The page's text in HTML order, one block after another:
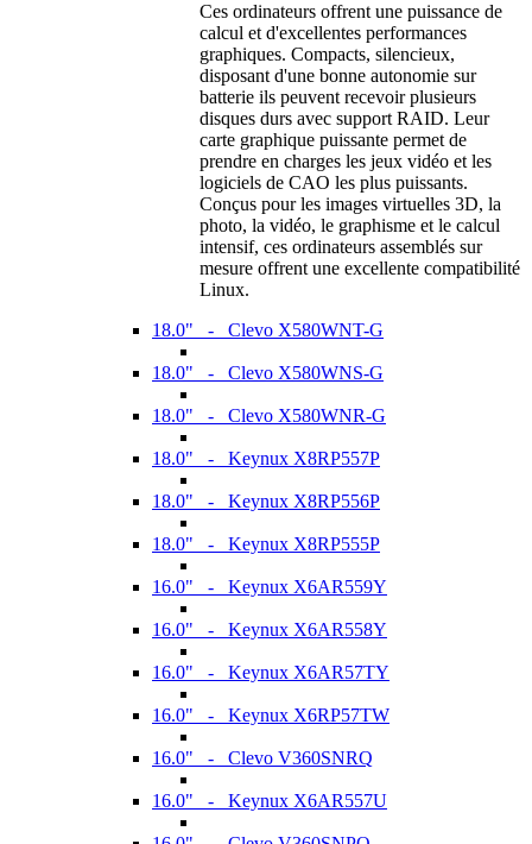
Ces ordinateurs offrent une puissance de
calcul et d'excellentes performances
graphiques. Compacts, silencieux,
disposant d'une bonne autonomie sur
batterie ils peuvent recevoir plusieurs
disques durs avec support RAID. Leur
carte graphique puissante permet de
prendre en charges les jeux vidéo et les
logiciels de CAO les plus puissants.
Conçus pour les images virtuelles 3D, la
photo, la vidéo, le graphisme et le calcul
intensif, ces ordinateurs assemblés sur
mesure offrent une excellente compatibilité
Linux.
18.0" - Clevo X580WNT-G
18.0" - Clevo X580WNS-G
18.0" - Clevo X580WNR-G
18.0" - Keynux X8RP557P
18.0" - Keynux X8RP556P
18.0" - Keynux X8RP555P
16.0" - Keynux X6AR559Y
16.0" - Keynux X6AR558Y
16.0" - Keynux X6AR57TY
16.0" - Keynux X6RP57TW
16.0" - Clevo V360SNRQ
16.0" - Keynux X6AR557U